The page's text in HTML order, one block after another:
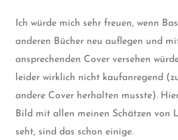
Ich würde mich sehr freuen, wenn
anderen Bücher neu auflegen und
ansprechenden Cover versehen
leider wirklich nicht kaufanregend
andere Cover herhalten musste).
Bild mit allen meinen Schätzen von
seht, sind das schon einige.